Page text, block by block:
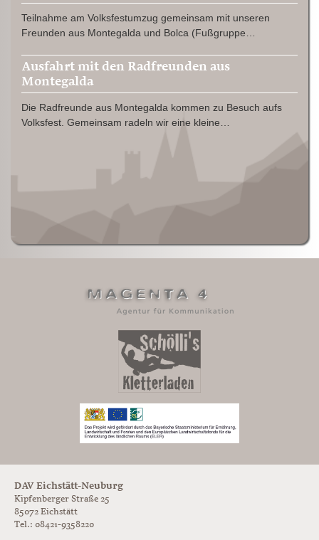
Teilnahme am Volksfestumzug gemeinsam mit unseren
Freunden aus Montegalda und Bolca (Fußgruppe…
Ausfahrt mit den Radfreunden aus
Montegalda
Die Radfreunde aus Montegalda kommen zu Besuch aufs
Volksfest. Gemeinsam radeln wir eine kleine…
DAV Eichstätt-Neuburg
Kipfenberger Straße 25
85072 Eichstätt
Tel.: 08421-9358220